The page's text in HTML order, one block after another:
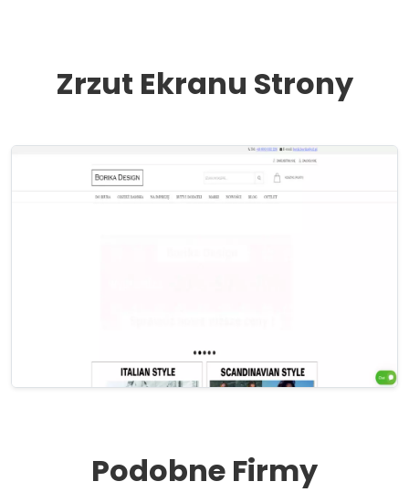
Zrzut Ekranu Strony
Podobne Firmy